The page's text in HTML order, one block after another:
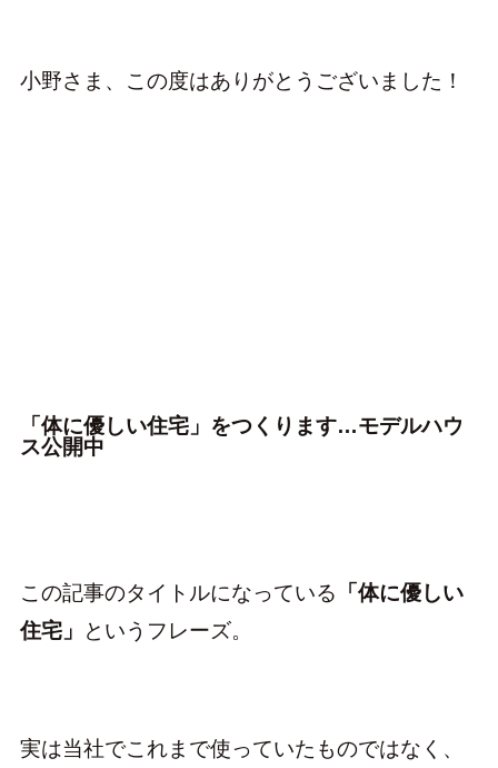
小野さま、この度はありがとうございました！
「体に優しい住宅」をつくります…モデルハウ
ス公開中
この記事のタイトルになっている 「体に優しい
住宅」
というフレーズ。
実は当社でこれまで使っていたものではなく、